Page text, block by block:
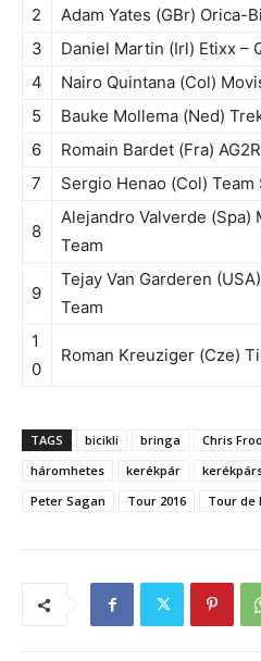
2 Adam Yates (GBr) Orica-
3
Daniel Martin (Irl) Etixx –
4
Nairo Quintana (Col)
5
Bauke Mollema (Ned)
6
Romain Bardet (Fra)
7
Sergio Henao (Col) Team
8
Alejandro Valverde (Spa)
Team
9
Tejay Van Garderen
Team
1
0
Roman Kreuziger (Cze)
TAGS bicikli bringa Chris
háromhetes
kerékpár
Peter Sagan
Tour 2016 Tour de